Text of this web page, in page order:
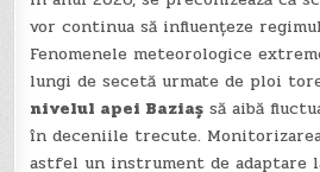
vor continua să influențeze
Fenomenele meteorologice
lungi de secetă urmate de ploi
nivelul apei Baziaș să aibă
în deceniile trecute.
astfel un instrument de adaptare